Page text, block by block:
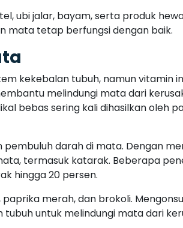
ubi jalar, bayam, serta produk
mata tetap berfungsi dengan baik.
kekebalan tubuh, namun vitamin
melindungi mata dari
bebas sering kali dihasilkan oleh
darah di mata. Dengan
termasuk katarak. Beberapa
hingga 20 persen.
merah, dan brokoli.
untuk melindungi mata dari